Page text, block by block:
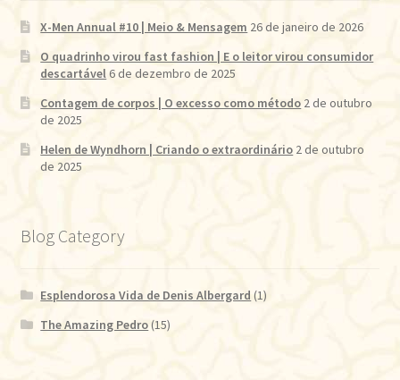
X-Men Annual #10 | Meio & Mensagem 26 de janeiro de 2026
O quadrinho virou fast fashion | E o leitor virou consumidor
descartável6 de dezembro de 2025
Contagem de corpos | O excesso como método 2 de outubro
de 2025
Helen de Wyndhorn | Criando o extraordinário 2 de outubro
de 2025
Blog Category
Esplendorosa Vida de Denis Albergard (1)
The Amazing Pedro(15)